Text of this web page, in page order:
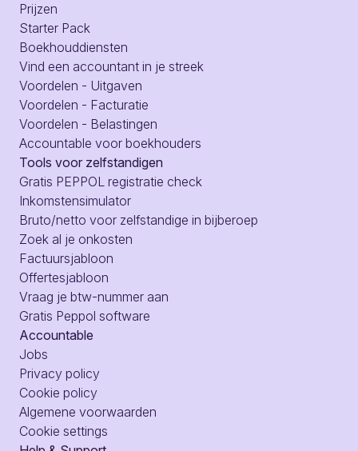
Prijzen
Starter Pack
Boekhouddiensten
Vind een accountant in je streek
Voordelen - Uitgaven
Voordelen - Facturatie
Voordelen - Belastingen
Accountable voor boekhouders
Tools voor zelfstandigen
Gratis PEPPOL registratie check
Inkomstensimulator
Bruto/netto voor zelfstandige in bijberoep
Zoek al je onkosten
Factuursjabloon
Offertesjabloon
Vraag je btw-nummer aan
Gratis Peppol software
Accountable
Jobs
Privacy policy
Cookie policy
Algemene voorwaarden
Cookie settings